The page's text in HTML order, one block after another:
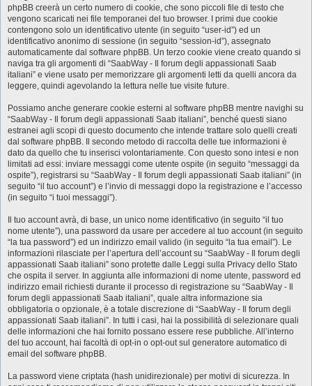
phpBB creerà un certo numero di cookie, che sono piccoli file di testo che
vengono scaricati nei file temporanei del tuo browser. I primi due cookie
contengono solo un identificativo utente (in seguito “user-id”) ed un
identificativo anonimo di sessione (in seguito “session-id”), assegnato
automaticamente dal software phpBB. Un terzo cookie viene creato quando si
naviga tra gli argomenti di “SaabWay - Il forum degli appassionati Saab
italiani” e viene usato per memorizzare gli argomenti letti da quelli ancora da
leggere, quindi agevolando la lettura nelle tue visite future.
Possiamo anche generare cookie esterni al software phpBB mentre navighi su
“SaabWay - Il forum degli appassionati Saab italiani”, benché questi siano
estranei agli scopi di questo documento che intende trattare solo quelli creati
dal software phpBB. Il secondo metodo di raccolta delle tue informazioni è
dato da quello che tu inserisci volontariamente. Con questo sono intesi e non
limitati ad essi: inviare messaggi come utente ospite (in seguito “messaggi da
ospite”), registrarsi su “SaabWay - Il forum degli appassionati Saab italiani” (in
seguito “il tuo account”) e l’invio di messaggi dopo la registrazione e l’accesso
(in seguito “i tuoi messaggi”).
Il tuo account avrà, di base, un unico nome identificativo (in seguito “il tuo
nome utente”), una password da usare per accedere al tuo account (in seguito
“la tua password”) ed un indirizzo email valido (in seguito “la tua email”). Le
informazioni rilasciate per l’apertura dell’account su “SaabWay - Il forum degli
appassionati Saab italiani” sono protette dalle Leggi sulla Privacy dello Stato
che ospita il server. In aggiunta alle informazioni di nome utente, password ed
indirizzo email richiesti durante il processo di registrazione su “SaabWay - Il
forum degli appassionati Saab italiani”, quale altra informazione sia
obbligatoria o opzionale, è a totale discrezione di “SaabWay - Il forum degli
appassionati Saab italiani”. In tutti i casi, hai la possibilità di selezionare quali
delle informazioni che hai fornito possano essere rese pubbliche. All’interno
del tuo account, hai facoltà di opt-in o opt-out sul generatore automatico di
email del software phpBB.
La password viene criptata (hash unidirezionale) per motivi di sicurezza. In